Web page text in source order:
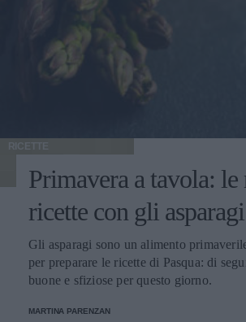
RICETTE
Primavera a tavola:
ricette con gli asparagi
Gli asparagi sono un alimento
per preparare le ricette di Pasqua: di
buone e sfiziose per questo giorno.
MARTINA PARENZAN